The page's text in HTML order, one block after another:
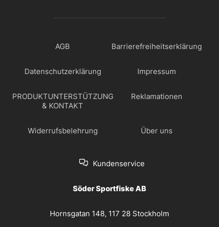
AGB Barrierefreiheitserklärung
Datenschutzerklärung Impressum
PRODUKTUNTERSTÜTZUNG
& KONTAKT
Reklamationen
Widerrufsbelehrung Über uns
Kundenservice
Söder Sportfiske AB
Hornsgatan 148, 117 28 Stockholm